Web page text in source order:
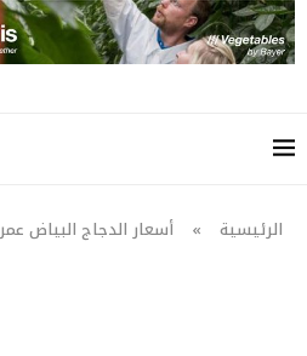
الرئيسية » أسعار الدجاج البياض عمر 100 يوم 2024